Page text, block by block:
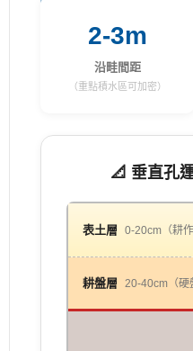
2-3m
沿畦間距
（重點積水區可加密）
📐 垂直孔
表土層 0-20cm（耕作
耕盤層 20-40cm（硬